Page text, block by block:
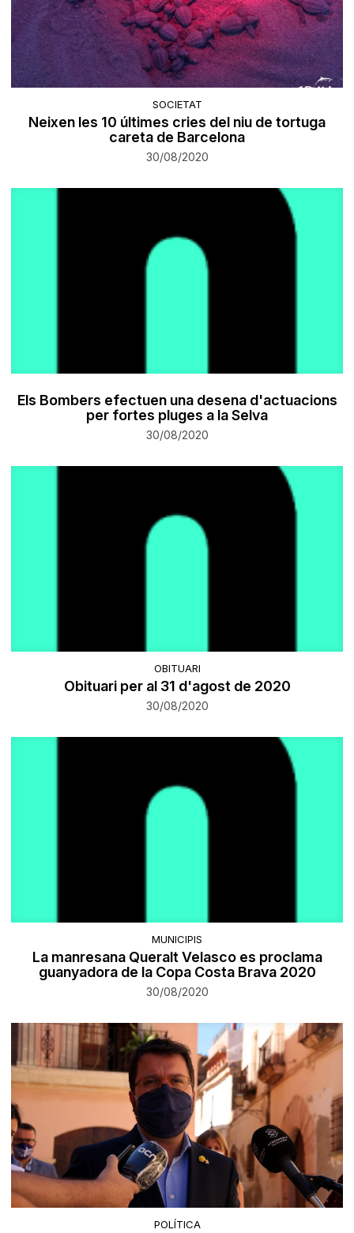
SOCIETAT
Neixen les 10 últimes cries del niu de tortuga
careta de Barcelona
30/08/2020
Els Bombers efectuen una desena d'actuacions
per fortes pluges a la Selva
30/08/2020
OBITUARI
Obituari per al 31 d'agost de 2020
30/08/2020
MUNICIPIS
La manresana Queralt Velasco es proclama
guanyadora de la Copa Costa Brava 2020
30/08/2020
POLÍTICA